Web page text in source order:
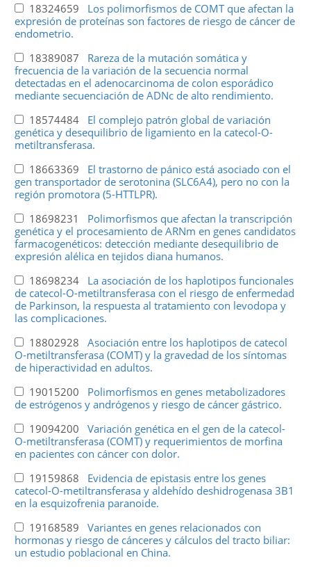
18324659 Los polimorfismos de COMT que afectan la
expresión de proteínas son factores de riesgo de cáncer de
endometrio.
18389087 Rareza de la mutación somática y
frecuencia de la variación de la secuencia normal
detectadas en el adenocarcinoma de colon esporádico
mediante secuenciación de ADNc de alto rendimiento.
18574484 El complejo patrón global de variación
genética y desequilibrio de ligamiento en la catecol-O-
metiltransferasa.
18663369 El trastorno de pánico está asociado con el
gen transportador de serotonina (SLC6A4), pero no con la
región promotora (5-HTTLPR).
18698231 Polimorfismos que afectan la transcripción
genética y el procesamiento de ARNm en genes candidatos
farmacogenéticos: detección mediante desequilibrio de
expresión alélica en tejidos diana humanos.
18698234 La asociación de los haplotipos funcionales
de catecol-O-metiltransferasa con el riesgo de enfermedad
de Parkinson, la respuesta al tratamiento con levodopa y
las complicaciones.
18802928 Asociación entre los haplotipos de catecol
O-metiltransferasa (COMT) y la gravedad de los síntomas
de hiperactividad en adultos.
19015200 Polimorfismos en genes metabolizadores
de estrógenos y andrógenos y riesgo de cáncer gástrico.
19094200 Variación genética en el gen de la catecol-
O-metiltransferasa (COMT) y requerimientos de morfina
en pacientes con cáncer con dolor.
19159868 Evidencia de epistasis entre los genes
catecol-O-metiltransferasa y aldehído deshidrogenasa 3B1
en la esquizofrenia paranoide.
19168589 Variantes en genes relacionados con
hormonas y riesgo de cánceres y cálculos del tracto biliar:
un estudio poblacional en China.